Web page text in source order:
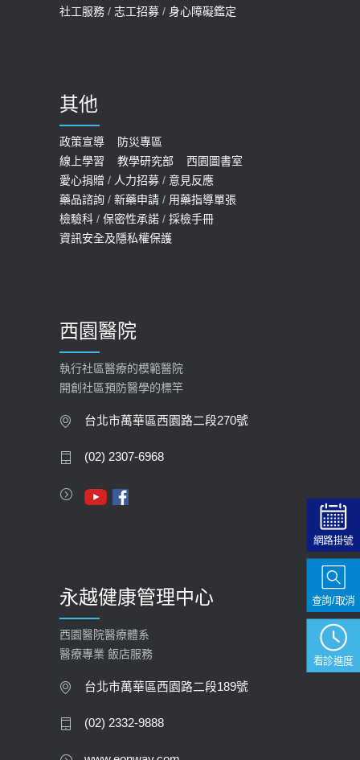
2019-07-09
預約
2022-01-07
114年【公費流感及新冠疫苗】門診
預約
2025-09-30
【快速肝癌篩檢MRI】新檢查服務
2026-02-06
大吃大喝、肥胖害到膽囊！膽結石、
膽息肉如何處理？
2023-09-27
社工服務 / 志工招募 / 身心障礙鑑定
其他
政策宣導
防災專區
線上學習
教學研究部
西園圖書室
愛心捐贈 / 人力招募 / 意見反應
藥品諮詢 / 新藥申請 / 用藥指導單張
檢驗科 / 保密性承諾 / 採檢手冊
資訊安全及隱私權保護
西園醫院
執行社區醫療的模範醫院
開創社區預防醫學的標竿
台北市萬華區西園路二段270號
(02) 2307-6968
永越健康管理中心
西園醫院醫療體系
醫療專業 飯店服務
台北市萬華區西園路二段189號
(02) 2332-9888
網路掛號
看診進度
查詢/取消